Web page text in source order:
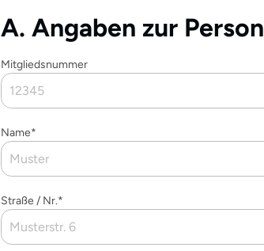
A. Angaben zur Person
Mitgliedsnummer
Name*
Straße / Nr.*